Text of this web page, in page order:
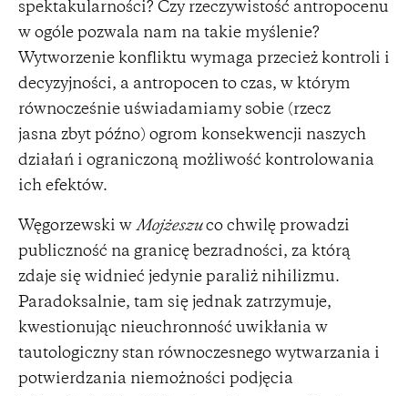
spektakularności? Czy rzeczywistość antropocenu
w ogóle pozwala nam na takie myślenie?
Wytworzenie konfliktu wymaga przecież kontroli i
decyzyjności, a antropocen to czas, w którym
równocześnie uświadamiamy sobie (rzecz
jasna zbyt późno) ogrom konsekwencji naszych
działań i ograniczoną możliwość kontrolowania
ich efektów.
Węgorzewski w Mojżeszuco chwilę prowadzi
publiczność na granicę bezradności, za którą
zdaje się widnieć jedynie paraliż nihilizmu.
Paradoksalnie, tam się jednak zatrzymuje,
kwestionując nieuchronność uwikłania w
tautologiczny stan równoczesnego wytwarzania i
potwierdzania niemożności podjęcia